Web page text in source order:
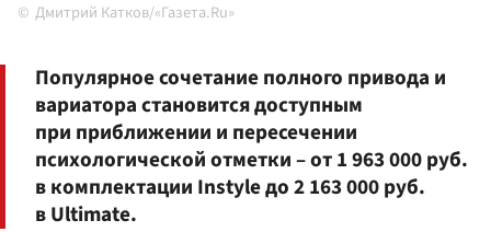
Дмитрий Катков/«Газета.Ru»
Популярное сочетание полного привода и
вариатора становится доступным
при приближении и пересечении
психологической отметки – от 1 963 000 руб.
в комплектации Instyle до 2 163 000 руб.
в Ultimate.